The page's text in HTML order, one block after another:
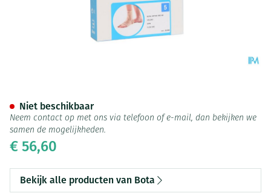
€ 56,60
Niet beschikbaar
Neem contact op met ons via telefoon of e-mail, dan bekijken we
samen de mogelijkheden.
Bekijk alle producten van Bota